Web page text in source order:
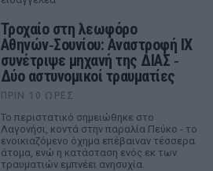
Τροχαίο στη λεωφόρο
Αθηνών‑Σουνίου: Αναστροφή ΙΧ
συνέτριψε μηχανή της ΔΙΑΣ ‑
Δύο αστυνομικοί τραυματίες
ΠΡΙΝ 10 ΏΡΕΣ
Το περιστατικό σημειώθηκε στο
Λαγονήσι, κοντά στην παραλία Πεύκο - το
ενοικιαζόμενο όχημα επέβαιναν τέσσερα
άτομα, ενώ η κατάσταση ενός εκ των
τραυματιών εμπνέει ανησυχία.